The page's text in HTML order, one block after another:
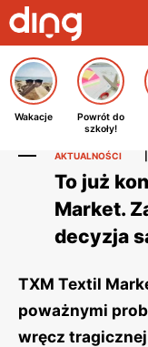
Wakacje
Powrót do
szkoły!
AKTUALNOŚCI
To już
Market.
decyzja
TXM Textil
poważnymi
wręcz